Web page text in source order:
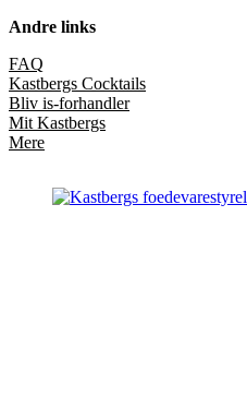
Andre links
FAQ
Kastbergs Cocktails
Bliv is-forhandler
Mit Kastbergs
Mere